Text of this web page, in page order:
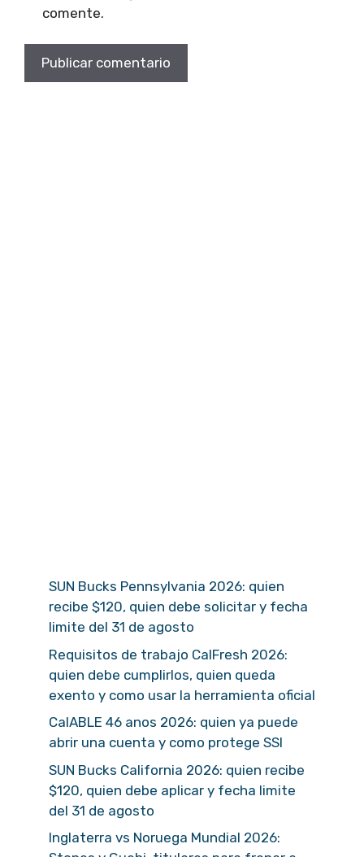
comente.
SUN Bucks Pennsylvania 2026: quien
recibe $120, quien debe solicitar y fecha
limite del 31 de agosto
Requisitos de trabajo CalFresh 2026:
quien debe cumplirlos, quien queda
exento y como usar la herramienta oficial
CalABLE 46 anos 2026: quien ya puede
abrir una cuenta y como protege SSI
SUN Bucks California 2026: quien recibe
$120, quien debe aplicar y fecha limite
del 31 de agosto
Inglaterra vs Noruega Mundial 2026: